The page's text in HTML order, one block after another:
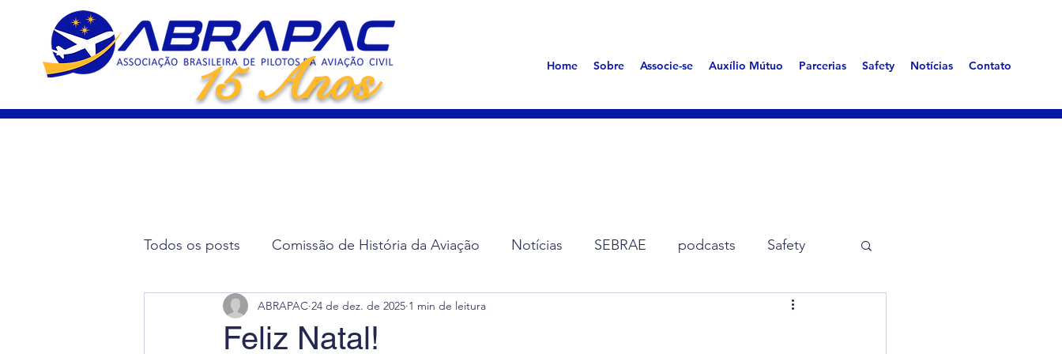
15 Anos Home Sobre Associe-se Auxílio Mútuo Parcerias Safety Notícias Contato
Todos os posts Comissão de História da Aviação Notícias SEBRAE podcasts Safety
Artigos Científicos Eleição de Diretoria Assembleias Síndrome Aerotóxica
Feliz Natal!
ABRAPAC 24 de dez. de 2025 1 min de leitura